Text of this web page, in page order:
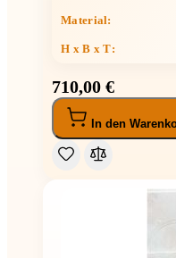
Material:
H x B x T:
710,00 €
In den